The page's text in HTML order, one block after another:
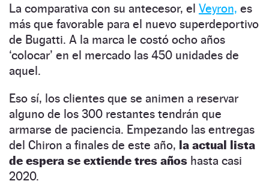
La comparativa con su antecesor, el Veyron, es
más que favorable para el nuevo superdeportivo
de Bugatti. A la marca le costó ocho años
‘colocar’ en el mercado las 450 unidades de
aquel.
Eso sí, los clientes que se animen a reservar
alguno de los 300 restantes tendrán que
armarse de paciencia. Empezando las entregas
del Chiron a finales de este año, la actual lista
de espera se extiende tres años hasta casi
2020.